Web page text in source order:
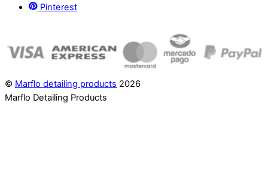
Pinterest
© Marflo detailing products 2026
Marflo Detailing Products